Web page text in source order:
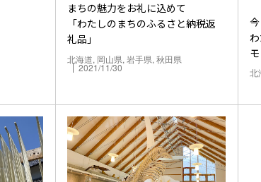
まちの魅力をお礼に込めて
「わたしのまちのふるさと納税返
礼品」
北海道, 岡山県, 岩手県, 秋田県
2021/11/30 北